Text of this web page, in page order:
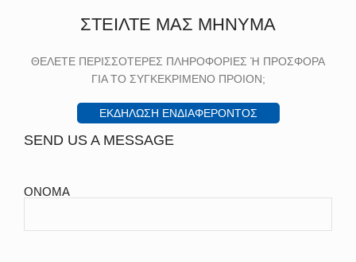
ΣΤΕΙΛΤΕ ΜΑΣ ΜΗΝΥΜΑ
ΘΕΛΕΤΕ ΠΕΡΙΣΣΟΤΕΡΕΣ ΠΛΗΡΟΦΟΡΙΕΣ Ή ΠΡΟΣΦΟΡΑ
ΓΙΑ ΤΟ ΣΥΓΚΕΚΡΙΜΕΝΟ ΠΡΟΙΟΝ;
ΕΚΔΗΛΩΣΗ ΕΝΔΙΑΦΕΡΟΝΤΟΣ
SEND US A MESSAGE
ΟΝΟΜΑ